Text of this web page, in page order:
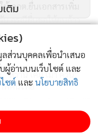
ห้ กกต.ยื่นเอกสารเพิ่ม
น กรณียื่นขอให้ยุบก้าว
ติม
หวาน เค็ม เมา ควัน”
พคนไทย
ลส่วนบุคคลเพื่อนำเสนอ
อ่านบนเว็บไซต์ และ
ไซต์ และ นโยบายสิทธิ